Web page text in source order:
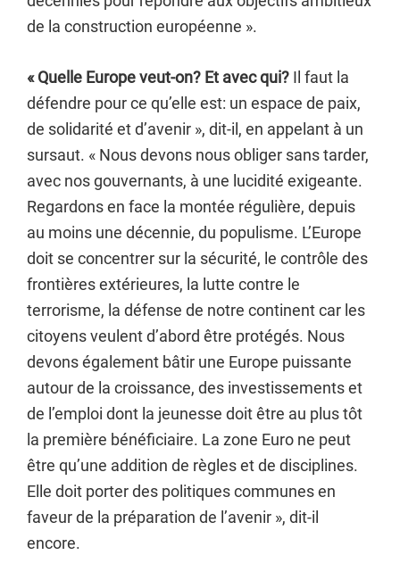
de la construction européenne ».
« Quelle Europe veut-on? Et avec qui? Il faut la
défendre pour ce qu’elle est: un espace de paix,
de solidarité et d’avenir », dit-il, en appelant à un
sursaut. « Nous devons nous obliger sans tarder,
avec nos gouvernants, à une lucidité exigeante.
Regardons en face la montée régulière, depuis
au moins une décennie, du populisme. L’Europe
doit se concentrer sur la sécurité, le contrôle des
frontières extérieures, la lutte contre le
terrorisme, la défense de notre continent car les
citoyens veulent d’abord être protégés. Nous
devons également bâtir une Europe puissante
autour de la croissance, des investissements et
de l’emploi dont la jeunesse doit être au plus tôt
la première bénéficiaire. La zone Euro ne peut
être qu’une addition de règles et de disciplines.
Elle doit porter des politiques communes en
faveur de la préparation de l’avenir », dit-il
encore.